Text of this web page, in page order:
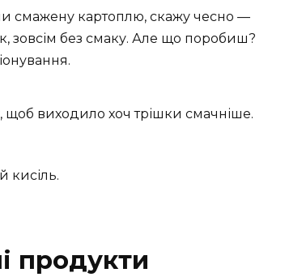
смажену картоплю, скажу чесно —
зовсім без смаку. Але що поробиш?
виходило хоч трішки смачніше.
кисіль.
продукти